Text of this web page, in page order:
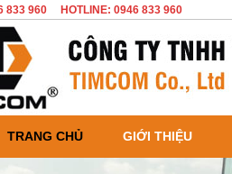
833 960 HOTLINE: 0946 833 960
TRANG CHỦ GIỚI THIỆU